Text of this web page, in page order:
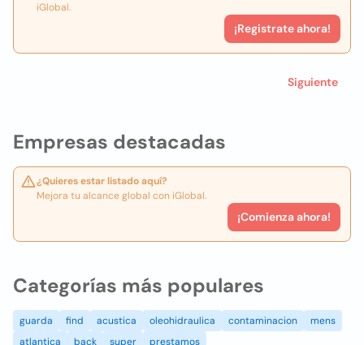
Empresas destacadas
¿Quieres estar listado aquí?
Mejora tu alcance global con iGlobal.
¡Comienza ahora!
iGlobal.
¡Registrate ahora!
Siguiente
Categorías más populares
guarda find acustica oleohidraulica contaminacion
mens
atlantica
back super prestamos